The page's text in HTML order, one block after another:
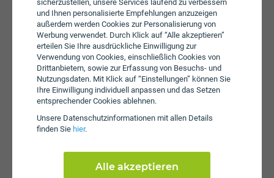
sicherzustellen, unsere Services laufend zu verbessern
und Ihnen personalisierte Empfehlungen anzuzeigen
außerdem werden Cookies zur Personalisierung von
Werbung verwendet. Durch Klick auf “Alle akzeptieren”
erteilen Sie Ihre ausdrückliche Einwilligung zur
Verwendung von Cookies, einschließlich Cookies von
Drittanbietern, sowie zur Erfassung von Besuchs- und
Nutzungsdaten. Mit Klick auf “Einstellungen” können Sie
Ihre Einwilligung individuell anpassen und das Setzen
entsprechender Cookies ablehnen.
Unsere Daten­schutz­informationen mit allen Details
finden Sie hier.
Alle akzeptieren
Datenstick
Im Tarif gigabob unlimited plus ist kein Datenstick
enthalten. Die SIM-Karte kann in jedem gängigen
Datenstick betrieben werden, um Computer oder Laptop
Karte von bob auch in Tablets verwendet werden.